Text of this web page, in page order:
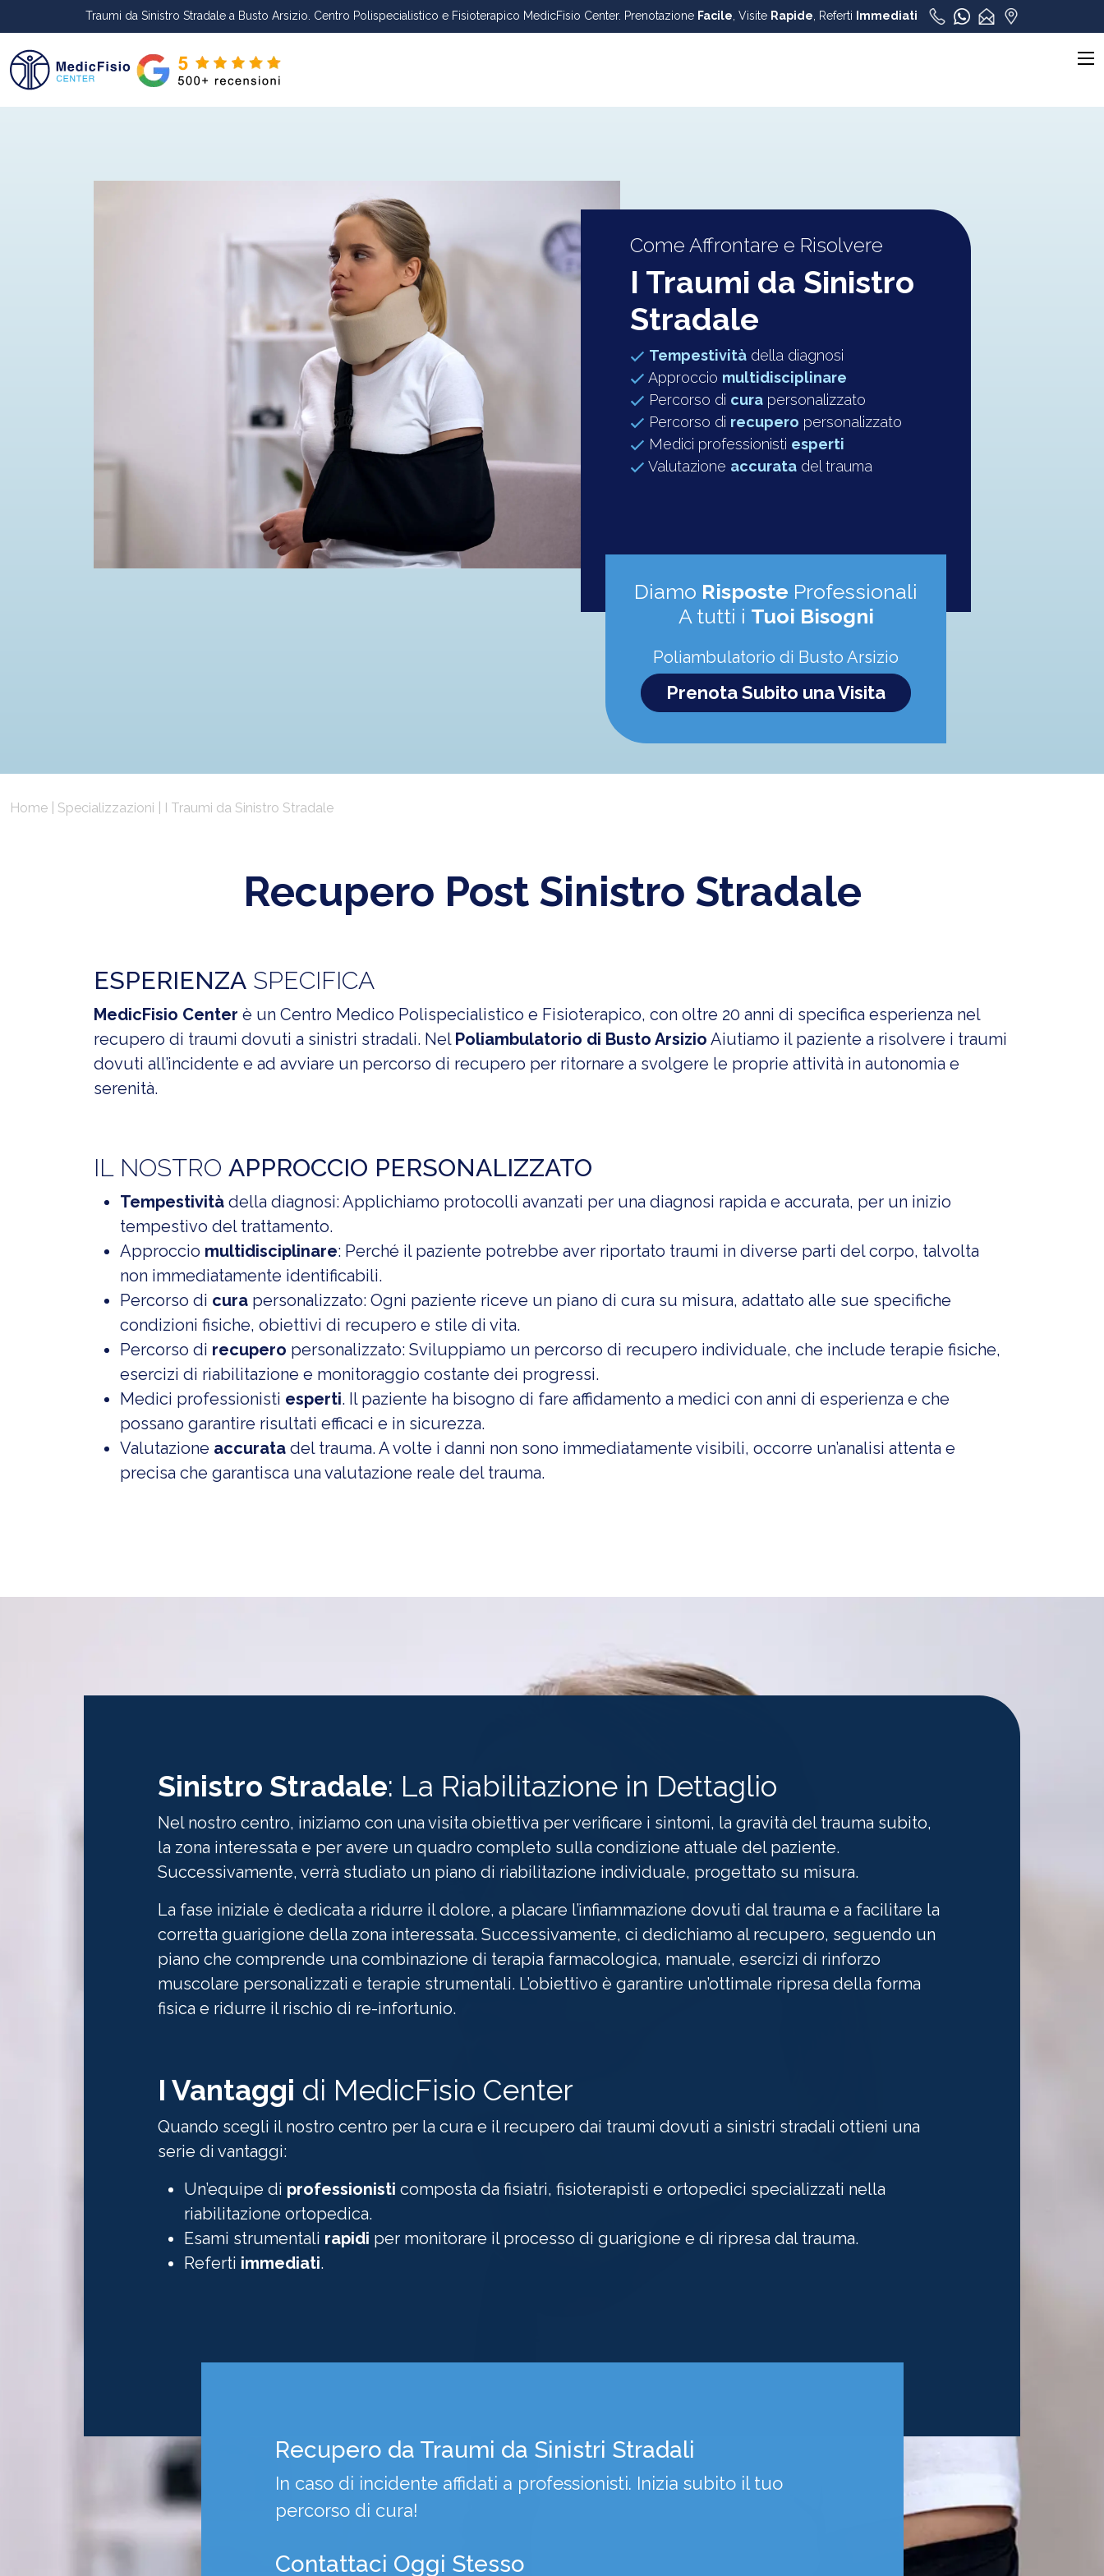
Traumi da Sinistro Stradale a Busto Arsizio. Centro Polispecialistico e Fisioterapico MedicFisio Center. Prenotazione Facile , Visite Rapide , Referti Immediati
Come Affrontare e Risolvere
I Traumi da Sinistro
Stradale
Tempestività della diagnosi
Approccio multidisciplinare
Percorso di cura personalizzato
Percorso di recupero personalizzato
Medici professionisti esperti
Valutazione accurata del trauma
Diamo Risposte Professionali
A tutti i Tuoi Bisogni
Poliambulatorio di Busto Arsizio
Prenota Subito una Visita
Home Specializzazioni I Traumi da Sinistro Stradale
Recupero Post Sinistro Stradale
ESPERIENZA SPECIFICA
MedicFisio Center è un Centro Medico Polispecialistico e Fisioterapico, con oltre 20 anni di specifica esperienza nel
recupero di traumi dovuti a sinistri stradali. Nel Poliambulatorio di Busto Arsizio Aiutiamo il paziente a risolvere i traumi
dovuti all’incidente e ad avviare un percorso di recupero per ritornare a svolgere le proprie attività in autonomia e
serenità.
IL NOSTRO APPROCCIO PERSONALIZZATO
Tempestività della diagnosi: Applichiamo protocolli avanzati per una diagnosi rapida e accurata, per un inizio
tempestivo del trattamento.
Approccio multidisciplinare: Perché il paziente potrebbe aver riportato traumi in diverse parti del corpo, talvolta
non immediatamente identificabili.
Percorso di cura personalizzato: Ogni paziente riceve un piano di cura su misura, adattato alle sue specifiche
condizioni fisiche, obiettivi di recupero e stile di vita.
Percorso di recupero personalizzato: Sviluppiamo un percorso di recupero individuale, che include terapie fisiche,
esercizi di riabilitazione e monitoraggio costante dei progressi.
Medici professionisti esperti. Il paziente ha bisogno di fare affidamento a medici con anni di esperienza e che
possano garantire risultati efficaci e in sicurezza.
Valutazione accurata del trauma. A volte i danni non sono immediatamente visibili, occorre un’analisi attenta e
precisa che garantisca una valutazione reale del trauma.
Sinistro Stradale: La Riabilitazione in Dettaglio
Nel nostro centro, iniziamo con una visita obiettiva per verificare i sintomi, la gravità del trauma subito,
la zona interessata e per avere un quadro completo sulla condizione attuale del paziente.
Successivamente, verrà studiato un piano di riabilitazione individuale, progettato su misura.
La fase iniziale è dedicata a ridurre il dolore, a placare l’infiammazione dovuti dal trauma e a facilitare la
corretta guarigione della zona interessata. Successivamente, ci dedichiamo al recupero, seguendo un
piano che comprende una combinazione di terapia farmacologica, manuale, esercizi di rinforzo
muscolare personalizzati e terapie strumentali. L’obiettivo è garantire un’ottimale ripresa della forma
fisica e ridurre il rischio di re-infortunio.
I Vantaggi di MedicFisio Center
Quando scegli il nostro centro per la cura e il recupero dai traumi dovuti a sinistri stradali ottieni una
serie di vantaggi:
Un’equipe di professionisti composta da fisiatri, fisioterapisti e ortopedici specializzati nella
riabilitazione ortopedica.
Esami strumentali rapidi per monitorare il processo di guarigione e di ripresa dal trauma.
Referti immediati.
Recupero da Traumi da Sinistri Stradali
In caso di incidente affidati a professionisti. Inizia subito il tuo
percorso di cura!
Contattaci Oggi Stesso